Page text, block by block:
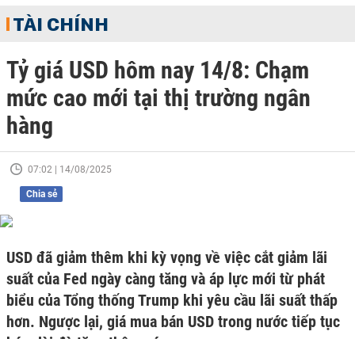
TÀI CHÍNH
Tỷ giá USD hôm nay 14/8: Chạm
mức cao mới tại thị trường ngân
hàng
07:02 | 14/08/2025
Chia sẻ
USD đã giảm thêm khi kỳ vọng về việc cắt giảm lãi
suất của Fed ngày càng tăng và áp lực mới từ phát
biểu của Tổng thống Trump khi yêu cầu lãi suất thấp
hơn. Ngược lại, giá mua bán USD trong nước tiếp tục